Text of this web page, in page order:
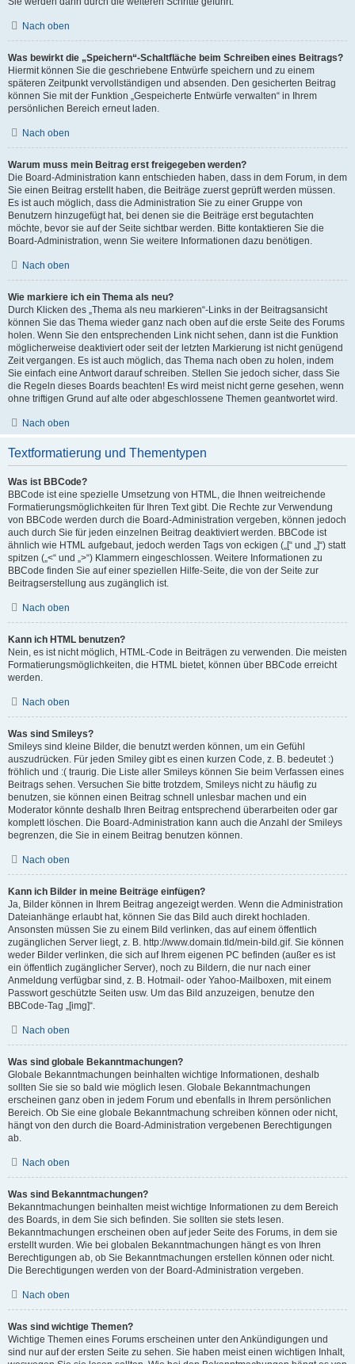
Nach oben
Was bewirkt die „Speichern“-Schaltfläche beim Schreiben eines Beitrags?
Hiermit können Sie die geschriebene Entwürfe speichern und zu einem
späteren Zeitpunkt vervollständigen und absenden. Den gesicherten Beitrag
können Sie mit der Funktion „Gespeicherte Entwürfe verwalten“ in Ihrem
persönlichen Bereich erneut laden.
Nach oben
Warum muss mein Beitrag erst freigegeben werden?
Die Board-Administration kann entschieden haben, dass in dem Forum, in dem
Sie einen Beitrag erstellt haben, die Beiträge zuerst geprüft werden müssen.
Es ist auch möglich, dass die Administration Sie zu einer Gruppe von
Benutzern hinzugefügt hat, bei denen sie die Beiträge erst begutachten
möchte, bevor sie auf der Seite sichtbar werden. Bitte kontaktieren Sie die
Board-Administration, wenn Sie weitere Informationen dazu benötigen.
Nach oben
Wie markiere ich ein Thema als neu?
Durch Klicken des „Thema als neu markieren“-Links in der Beitragsansicht
können Sie das Thema wieder ganz nach oben auf die erste Seite des Forums
holen. Wenn Sie den entsprechenden Link nicht sehen, dann ist die Funktion
möglicherweise deaktiviert oder seit der letzten Markierung ist nicht genügend
Zeit vergangen. Es ist auch möglich, das Thema nach oben zu holen, indem
Sie einfach eine Antwort darauf schreiben. Stellen Sie jedoch sicher, dass Sie
die Regeln dieses Boards beachten! Es wird meist nicht gerne gesehen, wenn
ohne triftigen Grund auf alte oder abgeschlossene Themen geantwortet wird.
Nach oben
Textformatierung und Thementypen
Was ist BBCode?
BBCode ist eine spezielle Umsetzung von HTML, die Ihnen weitreichende
Formatierungsmöglichkeiten für Ihren Text gibt. Die Rechte zur Verwendung
von BBCode werden durch die Board-Administration vergeben, können jedoch
auch durch Sie für jeden einzelnen Beitrag deaktiviert werden. BBCode ist
ähnlich wie HTML aufgebaut, jedoch werden Tags von eckigen („[“ und „]“) statt
spitzen („<“ und „>“) Klammern eingeschlossen. Weitere Informationen zu
BBCode finden Sie auf einer speziellen Hilfe-Seite, die von der Seite zur
Beitragserstellung aus zugänglich ist.
Nach oben
Kann ich HTML benutzen?
Nein, es ist nicht möglich, HTML-Code in Beiträgen zu verwenden. Die meisten
Formatierungsmöglichkeiten, die HTML bietet, können über BBCode erreicht
werden.
Nach oben
Was sind Smileys?
Smileys sind kleine Bilder, die benutzt werden können, um ein Gefühl
auszudrücken. Für jeden Smiley gibt es einen kurzen Code, z. B. bedeutet :)
fröhlich und :( traurig. Die Liste aller Smileys können Sie beim Verfassen eines
Beitrags sehen. Versuchen Sie bitte trotzdem, Smileys nicht zu häufig zu
benutzen, sie können einen Beitrag schnell unlesbar machen und ein
Moderator könnte deshalb Ihren Beitrag entsprechend überarbeiten oder gar
komplett löschen. Die Board-Administration kann auch die Anzahl der Smileys
begrenzen, die Sie in einem Beitrag benutzen können.
Nach oben
Kann ich Bilder in meine Beiträge einfügen?
Ja, Bilder können in Ihrem Beitrag angezeigt werden. Wenn die Administration
Dateianhänge erlaubt hat, können Sie das Bild auch direkt hochladen.
Ansonsten müssen Sie zu einem Bild verlinken, das auf einem öffentlich
zugänglichen Server liegt, z. B. http://www.domain.tld/mein-bild.gif. Sie können
weder Bilder verlinken, die sich auf Ihrem eigenen PC befinden (außer es ist
ein öffentlich zugänglicher Server), noch zu Bildern, die nur nach einer
Anmeldung verfügbar sind, z. B. Hotmail- oder Yahoo-Mailboxen, mit einem
Passwort geschützte Seiten usw. Um das Bild anzuzeigen, benutze den
BBCode-Tag „[img]“.
Nach oben
Was sind globale Bekanntmachungen?
Globale Bekanntmachungen beinhalten wichtige Informationen, deshalb
sollten Sie sie so bald wie möglich lesen. Globale Bekanntmachungen
erscheinen ganz oben in jedem Forum und ebenfalls in Ihrem persönlichen
Bereich. Ob Sie eine globale Bekanntmachung schreiben können oder nicht,
hängt von den durch die Board-Administration vergebenen Berechtigungen
ab.
Nach oben
Was sind Bekanntmachungen?
Bekanntmachungen beinhalten meist wichtige Informationen zu dem Bereich
des Boards, in dem Sie sich befinden. Sie sollten sie stets lesen.
Bekanntmachungen erscheinen oben auf jeder Seite des Forums, in dem sie
erstellt wurden. Wie bei globalen Bekanntmachungen hängt es von Ihren
Berechtigungen ab, ob Sie Bekanntmachungen erstellen können oder nicht.
Die Berechtigungen werden von der Board-Administration vergeben.
Nach oben
Was sind wichtige Themen?
Wichtige Themen eines Forums erscheinen unter den Ankündigungen und
sind nur auf der ersten Seite zu sehen. Sie haben meist einen wichtigen Inhalt,